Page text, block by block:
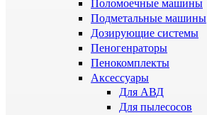
Поломоечные машины
Подметальные машины
Дозирующие системы
Пеногенраторы
Пенокомплекты
Аксессуары
Для АВД
Для пылесосов